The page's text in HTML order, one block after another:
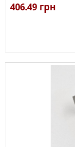
406.49 грн